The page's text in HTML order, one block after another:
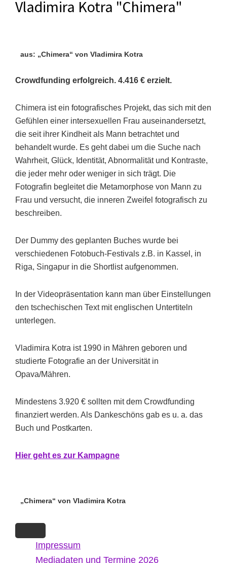
Vladimira Kotra "Chimera"
aus: „Chimera“ von Vladimira Kotra
Crowdfunding erfolgreich. 4.416 € erzielt.
Chimera ist ein fotografisches Projekt, das sich mit den
Gefühlen einer intersexuellen Frau auseinandersetzt,
die seit ihrer Kindheit als Mann betrachtet und
behandelt wurde. Es geht dabei um die Suche nach
Wahrheit, Glück, Identität, Abnormalität und Kontraste,
die jeder mehr oder weniger in sich trägt. Die
Fotografin begleitet die Metamorphose von Mann zu
Frau und versucht, die inneren Zweifel fotografisch zu
beschreiben.
Der Dummy des geplanten Buches wurde bei
verschiedenen Fotobuch-Festivals z.B. in Kassel, in
Riga, Singapur in die Shortlist aufgenommen.
In der Videopräsentation kann man über Einstellungen
den tschechischen Text mit englischen Untertiteln
unterlegen.
Vladimira Kotra ist 1990 in Mähren geboren und
studierte Fotografie an der Universität in
Opava/Mähren.
Mindestens 3.920 € sollten mit dem Crowdfunding
finanziert werden. Als Dankeschöns gab es u. a. das
Buch und Postkarten.
Hier geht es zur Kampagne
„Chimera“ von Vladimira Kotra
Impressum
Mediadaten und Termine 2026